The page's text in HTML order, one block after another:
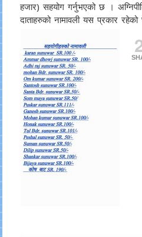
हजार) सहयोग गर्नुभएको छ ।
दाताहरुको नामावली यस प्रकार